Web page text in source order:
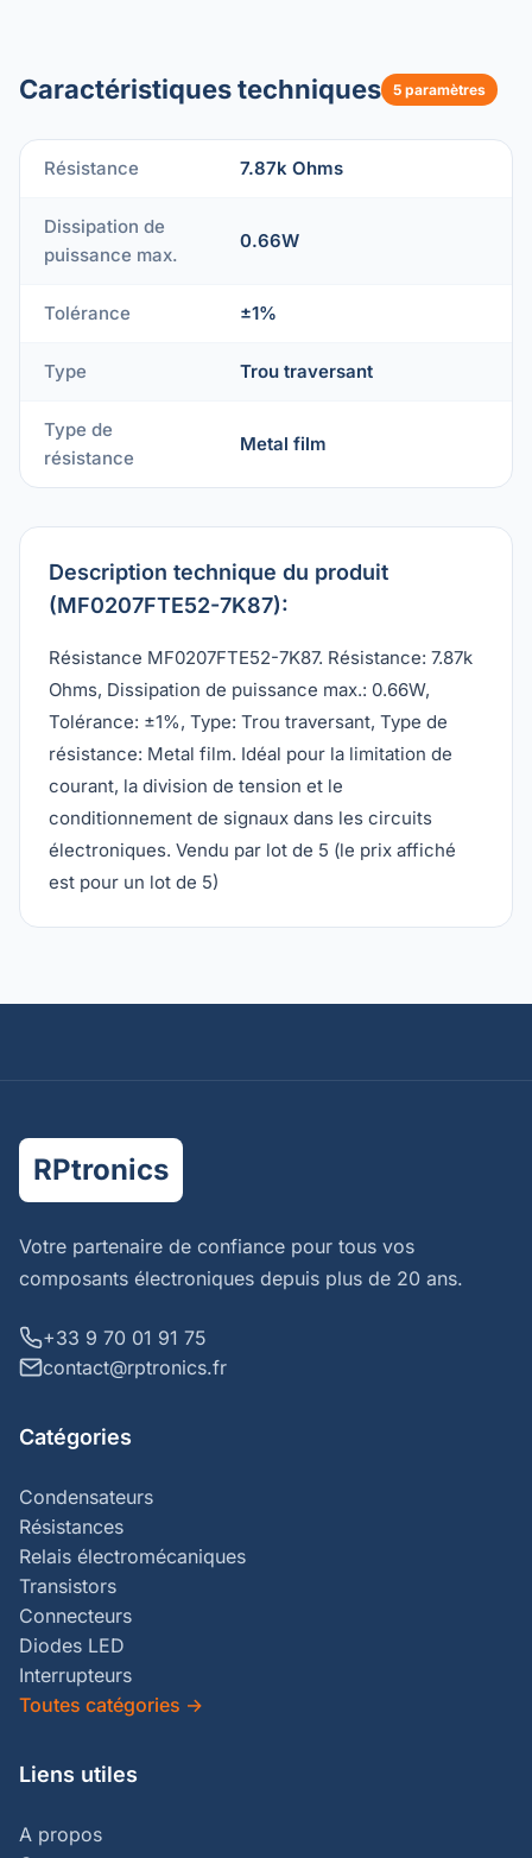
Caractéristiques techniques 5 paramètres
Résistance 7.87k Ohms
Dissipation de
puissance max.
0.66W
Tolérance ±1%
Type Trou traversant
Type de
résistance
Metal film
Description technique du produit
(MF0207FTE52-7K87):
Résistance MF0207FTE52-7K87. Résistance: 7.87k
Ohms, Dissipation de puissance max.: 0.66W,
Tolérance: ±1%, Type: Trou traversant, Type de
résistance: Metal film. Idéal pour la limitation de
courant, la division de tension et le
conditionnement de signaux dans les circuits
électroniques. Vendu par lot de 5 (le prix affiché
est pour un lot de 5)
RPtronics
Votre partenaire de confiance pour tous vos
composants électroniques depuis plus de 20 ans.
+33 9 70 01 91 75
contact@rptronics.fr
Catégories
Condensateurs
Résistances
Relais électromécaniques
Transistors
Connecteurs
Diodes LED
Interrupteurs
Toutes catégories →
Liens utiles
A propos